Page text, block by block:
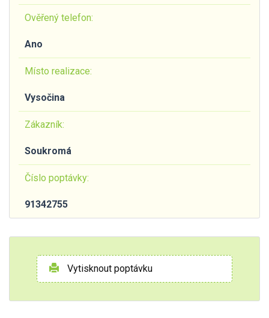
Ověřený telefon:
Ano
Místo realizace:
Vysočina
Zákazník:
Soukromá
Číslo poptávky:
91342755
Vytisknout poptávku